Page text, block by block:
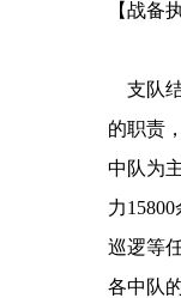
【战备
支队结
的职责
中队为
力
巡逻等
各中队